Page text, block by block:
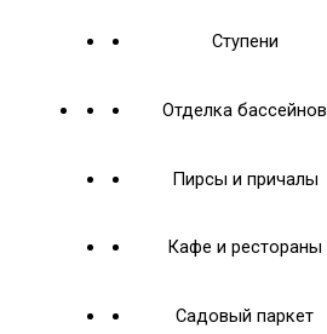
Ступени
Отделка бассейнов
Пирсы и причалы
Кафе и рестораны
Садовый паркет